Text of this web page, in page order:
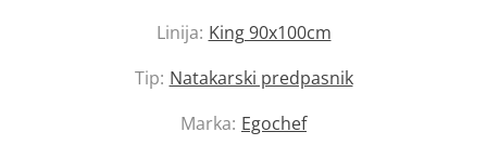
Linija: King 90x100cm
Tip: Natakarski predpasnik
Marka: Egochef